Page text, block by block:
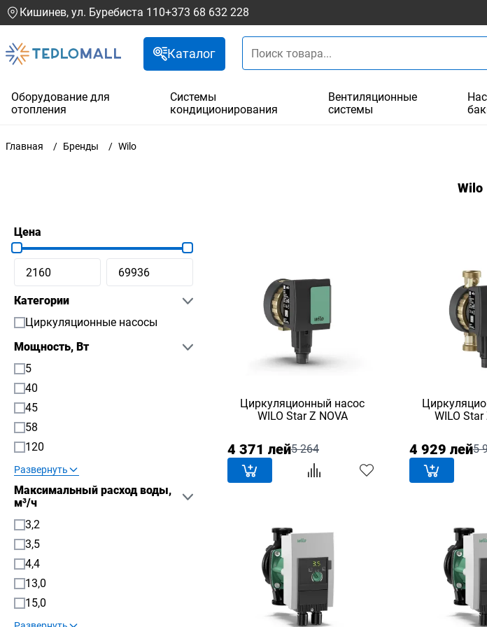
Кишинев, ул. Буребиста 110+373 68 632 228
Каталог
Оборудование для
отопления
Системы
кондиционирования
Вентиляционные
системы
Главная Бренды Wilo
Wilo
Цена
Категории
Циркуляционные насосы
Мощность, Вт
5
40
45
58
120
Развернуть
Максимальный расход воды,
м³/ч
3,2
3,5
4,4
13,0
15,0
Циркуляционный насос
WILO Star Z NOVA
4 371 лей5 264
WILO Star
4 929 лей5